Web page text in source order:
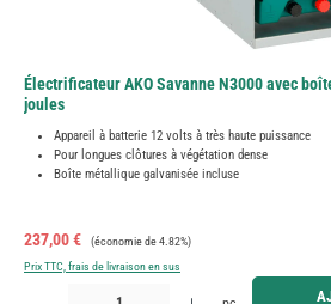
Électrificateur AKO Savanne N3000 avec
joules
Appareil à batterie 12 volts à très haute puissance
Pour longues clôtures à végétation dense
Boîte métallique galvanisée incluse
Prix de vente :
237,00 € Prix régulier :
(économie de 4.82%)
Prix TTC, frais de livraison en sus
Quantité de produit : Entrez la quantité souhaitée ou